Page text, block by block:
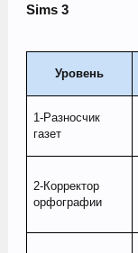
Sims 3
Уровень
1-Разносчик
газет
2-Корректор
орфографии